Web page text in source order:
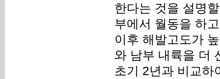
한다는 것을 설명
부에서 월동을 하
이후 해발고도가
와 남부 내륙을 더
초기 2년과 비교하